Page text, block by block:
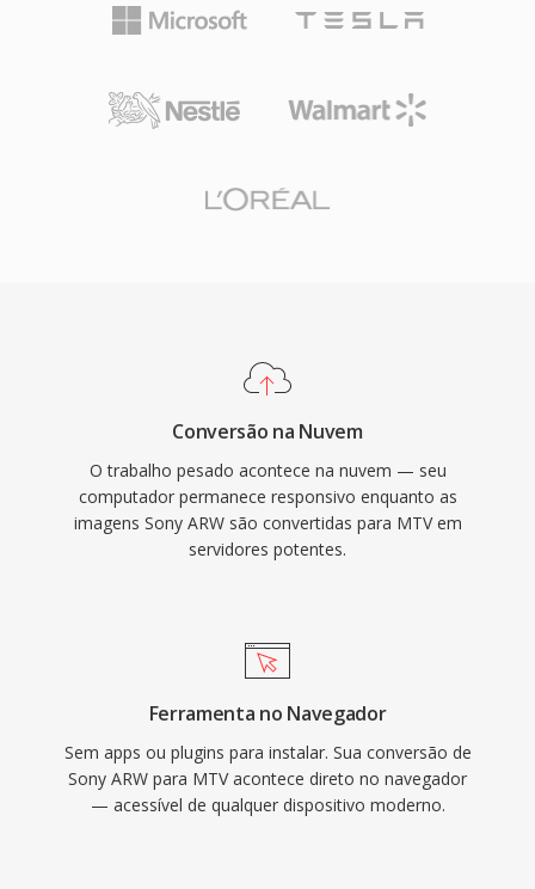
Conversão na Nuvem
O trabalho pesado acontece na nuvem — seu
computador permanece responsivo enquanto as
imagens Sony ARW são convertidas para MTV em
servidores potentes.
Ferramenta no Navegador
Sem apps ou plugins para instalar. Sua conversão de
Sony ARW para MTV acontece direto no navegador
— acessível de qualquer dispositivo moderno.